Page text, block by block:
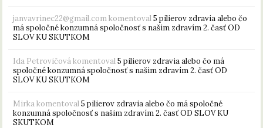
janvavrinec22@gmail.comkomentoval5 pilierov zdravia alebo čo
má spoločné konzumná spoločnosť s našim zdravím 2. časť OD
SLOV KU SKUTKOM
Ida Petrovičovákomentoval5 pilierov zdravia alebo čo má
spoločné konzumná spoločnosť s našim zdravím 2. časť OD
SLOV KU SKUTKOM
Mirkakomentoval5 pilierov zdravia alebo čo má spoločné
konzumná spoločnosť s našim zdravím 2. časť OD SLOV KU
SKUTKOM